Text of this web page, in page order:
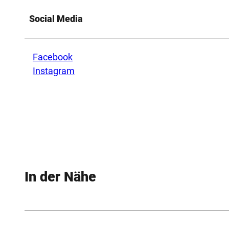
Social Media
Facebook
Instagram
In der Nähe